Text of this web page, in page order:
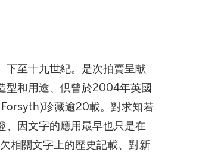
下至十九世紀。是次拍賣呈献
型和用途、倶曾於2004年英國
珍藏逾20載。對求知若
、因文字的應用最早也只是在
相關文字上的歷史記載、對新